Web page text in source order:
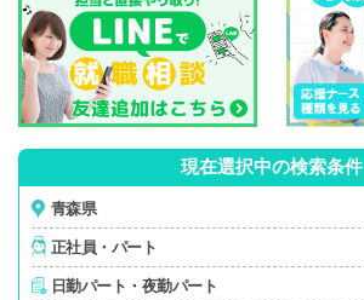
現在選択中の検索条件
青森県
正社員・パート
日勤パート・夜勤パート